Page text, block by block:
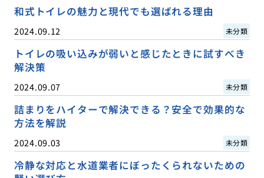
和式トイレの魅力と現代でも選ばれる理由
2024.09.12 未分類
トイレの吸い込みが弱いと感じたときに試すべき
解決策
2024.09.07 未分類
詰まりをハイターで解決できる？安全で効果的な
方法を解説
2024.09.03 未分類
冷静な対応と水道業者にぼったくられないための